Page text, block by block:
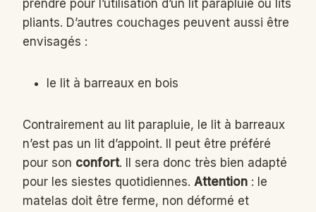
prendre pour l’utilisation d’un lit parapluie ou lits
pliants. D’autres couchages peuvent aussi être
envisagés :
le lit à barreaux en bois
Contrairement au lit parapluie, le lit à barreaux
n’est pas un lit d’appoint. Il peut être préféré
pour son confort. Il sera donc très bien adapté
pour les siestes quotidiennes. Attention : le
matelas doit être ferme, non déformé et